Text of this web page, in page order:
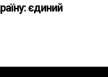
єдиний